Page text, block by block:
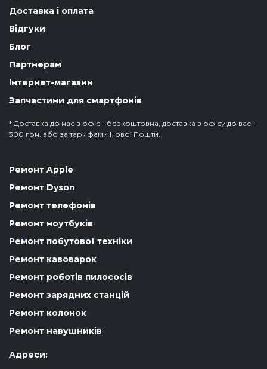
Доставка і оплата
Відгуки
Блог
Партнерам
Інтернет-магазин
Запчастини для смартфонів
* Доставка до нас в офіс - безкоштовна, доставка з офісу до вас -
300 грн. або за тарифами Нової Пошти.
Ремонт Apple
Ремонт Dyson
Ремонт телефонів
Ремонт ноутбуків
Ремонт побутової техніки
Ремонт кавоварок
Ремонт роботів пилососів
Ремонт зарядних станцій
Ремонт колонок
Ремонт навушників
Адреси: